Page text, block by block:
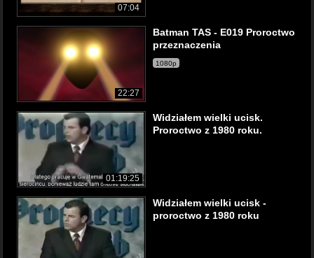
07:04
22:27
Batman TAS - E019 Proroctwo
przeznaczenia
1080p
01:19:25
Widziałem wielki ucisk.
Proroctwo z 1980 roku.
Widziałem wielki ucisk -
proroctwo z 1980 roku